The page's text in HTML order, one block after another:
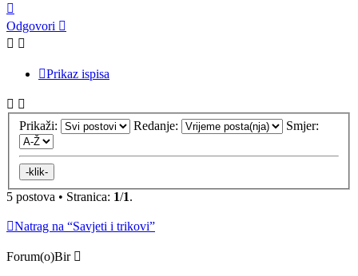
Odgovori
Prikaz ispisa
Prikaži: Redanje: Smjer:
5 postova • Stranica: 1/1.
Natrag na “Savjeti i trikovi”
Forum(o)Bir